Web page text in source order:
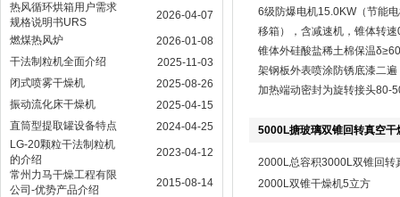
热风循环烘箱用户需求
规格说明书URS
2026-04-07
燃煤热风炉
2026-01-08
干法制粒机全面介绍
2025-11-03
闭式喷雾干燥机
2025-08-26
振动流化床干燥机
2025-04-15
直筒型提取罐设备特点
2024-04-25
LG-20颗粒干法制粒机
的介绍
2023-04-12
常州力马干燥工程有限
公司-优势产品介绍
2015-08-14
6级防爆电机15.0KW（节能
移箱），含减速机，锥体转
锥体外硅酸盐稀土棉保温
架钢板外表喷涂防锈底漆二
加热端动密封为旋转接头80-
5000L搪玻璃双锥回转真空干
2000L总容积3000L双锥回转
2000L双锥干燥机5立方